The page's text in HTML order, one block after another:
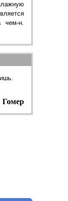
чем-н.
Гомер